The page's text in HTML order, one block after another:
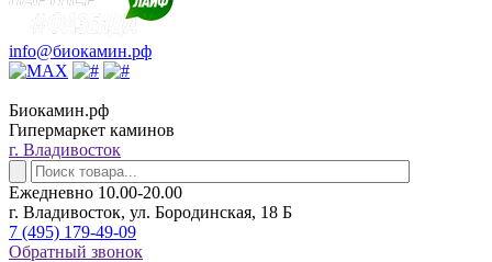
info@биокамин.рф
Биокамин.рф
Гипермаркет каминов
г. Владивосток
Ежедневно 10.00-20.00
г. Владивосток, ул. Бородинская, 18 Б
7 (495) 179-49-09
Обратный звонок